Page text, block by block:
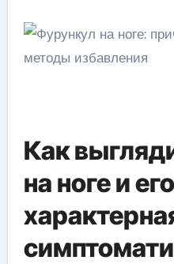
Как
на ноге и его